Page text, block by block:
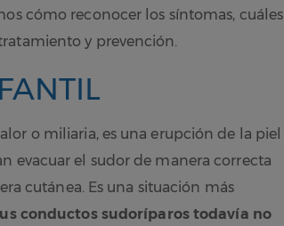
cómo reconocer los síntomas, cuáles
y prevención.
o miliaria, es una erupción de la piel
evacuar el sudor de manera correcta
cutánea. Es una situación más
conductos sudoríparos todavía no